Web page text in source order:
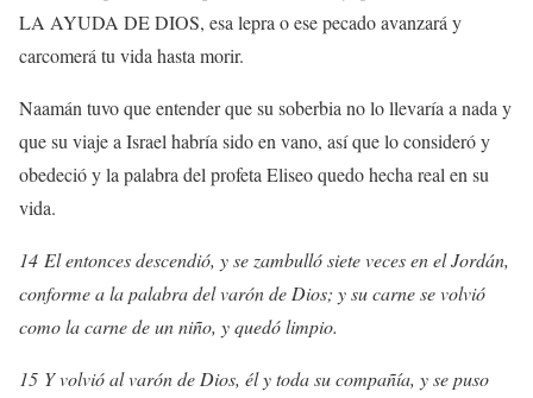
LA AYUDA DE DIOS, esa lepra o ese pecado avanzará y
carcomerá tu vida hasta morir.
Naamán tuvo que entender que su soberbia no lo llevaría a nada y
que su viaje a Israel habría sido en vano, así que lo consideró y
obedeció y la palabra del profeta Eliseo quedo hecha real en su
vida.
14 El entonces descendió, y se zambulló siete veces en el Jordán,
conforme a la palabra del varón de Dios; y su carne se volvió
como la carne de un niño, y quedó limpio.
15 Y volvió al varón de Dios, él y toda su compañía, y se puso